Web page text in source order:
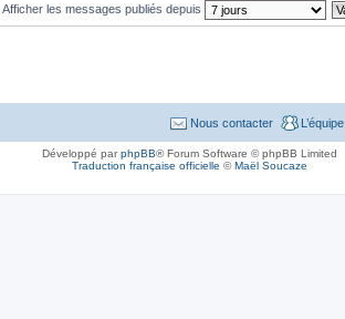
Afficher les messages publiés depuis
L’équipe
Nous contacter
Développé parphpBB® Forum Software © phpBB Limited
Traduction française officielle ©Maël Soucaze